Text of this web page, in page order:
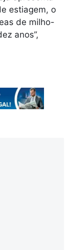
estiagem, o
de milho-
anos”,